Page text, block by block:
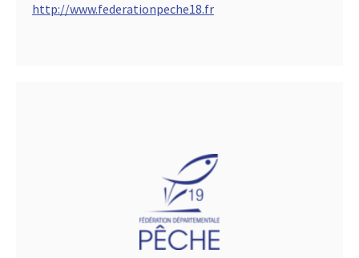
http://www.federationpeche18.fr